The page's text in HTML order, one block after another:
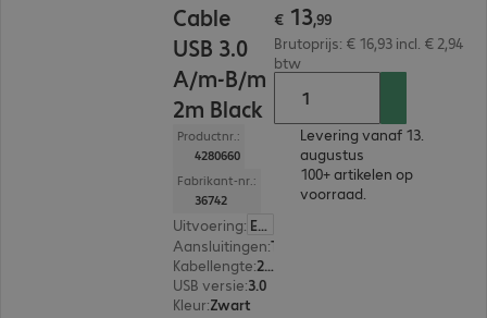
Cable
USB 3.0
A/m-B/m
2m Black
Productnr.:
4280660
Fabrikant-nr.:
36742
Uitvoering: Europa
Aansluitingen:
Kabellengte: 2 m
USB versie:3.0
Kleur:Zwart
€ 13,99
Brutoprijs: € 16,93 incl. € 2,94
btw
Levering vanaf 13.
augustus
100+ artikelen op
voorraad.